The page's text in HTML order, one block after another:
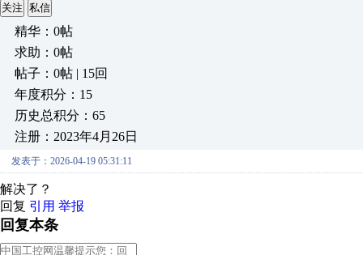
关注 私信
精华：0帖
求助：0帖
帖子：0帖 | 15回
年度积分：15
历史总积分：65
注册：2023年4月26日
发表于：2026-04-19 05:31:11
解决了？
回复 引用 举报
回复本条